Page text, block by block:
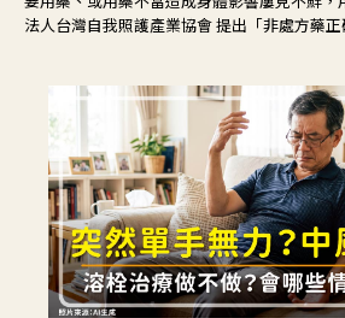
法人台灣自我照護產業協會 提出「非處方藥